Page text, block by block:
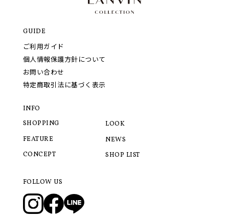
GUIDE
ご利用ガイド
個人情報保護方針について
お問い合わせ
特定商取引法に基づく表示
INFO
SHOPPING
FEATURE
CONCEPT
LOOK
NEWS
SHOP LIST
FOLLOW US